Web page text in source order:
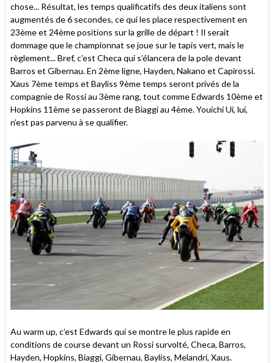
chose... Résultat, les temps qualificatifs des deux italiens sont
augmentés de 6 secondes, ce qui les place respectivement en
23ème et 24ème positions sur la grille de départ ! Il serait
dommage que le championnat se joue sur le tapis vert, mais le
règlement... Bref, c’est Checa qui s’élancera de la pole devant
Barros et Gibernau. En 2ème ligne, Hayden, Nakano et Capirossi.
Xaus 7ème temps et Bayliss 9ème temps seront privés de la
compagnie de Rossi au 3ème rang, tout comme Edwards 10ème et
Hopkins 11ème se passeront de Biaggi au 4ème. Youichi Ui, lui,
n’est pas parvenu à se qualifier.
Au warm up, c’est Edwards qui se montre le plus rapide en
conditions de course devant un Rossi survolté, Checa, Barros,
Hayden, Hopkins, Biaggi, Gibernau, Bayliss, Melandri, Xaus.